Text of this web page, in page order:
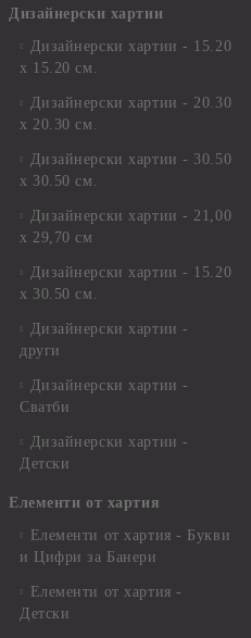
Дизайнерски хартии
Дизайнерски хартии - 15.20
х 15.20 см.
Дизайнерски хартии - 20.30
х 20.30 см.
Дизайнерски хартии - 30.50
х 30.50 см.
Дизайнерски хартии - 21,00
х 29,70 см
Дизайнерски хартии - 15.20
x 30.50 см.
Дизайнерски хартии -
други
Дизайнерски хартии -
Сватби
Дизайнерски хартии -
Детски
Елементи от хартия
Елементи от хартия - Букви
и Цифри за Банери
Елементи от хартия -
Детски